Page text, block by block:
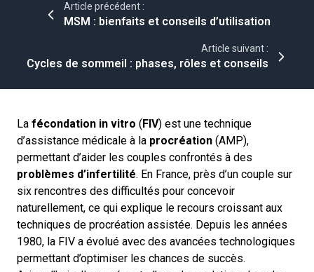
Article précédent :
MSM : bienfaits et conseils d’utilisation
Article suivant :
Cycles de sommeil : phases, rôles et conseils
La fécondation in vitro (FIV) est une technique
d’assistance médicale à la procréation (AMP),
permettant d’aider les couples confrontés à des
problèmes d’infertilité. En France, près d’un couple sur
six rencontres des difficultés pour concevoir
naturellement, ce qui explique le recours croissant aux
techniques de procréation assistée. Depuis les années
1980, la FIV a évolué avec des avancées technologiques
permettant d’optimiser les chances de succès.